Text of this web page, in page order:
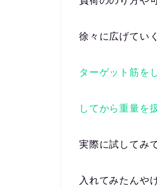
徐々に広げてい
ターゲット筋を
してから重量を
実際に試してみ
入れてみたんや